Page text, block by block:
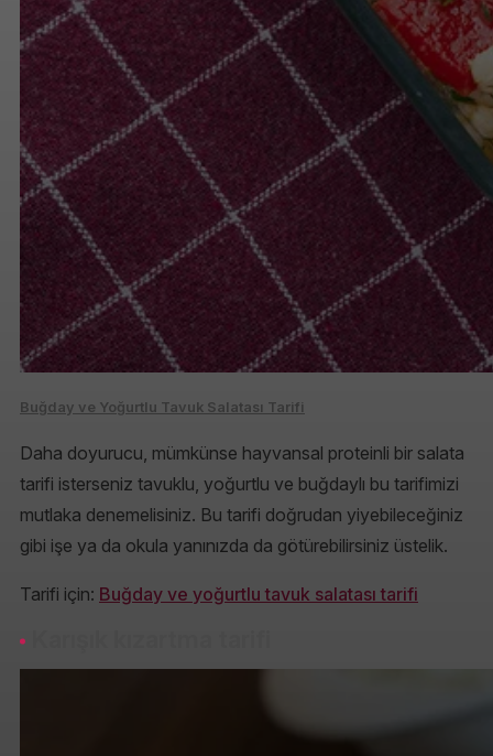
Buğday ve Yoğurtlu Tavuk Salatası Tarifi
Daha doyurucu, mümkünse hayvansal proteinli bir salata
tarifi isterseniz tavuklu, yoğurtlu ve buğdaylı bu tarifimizi
mutlaka denemelisiniz. Bu tarifi doğrudan yiyebileceğiniz
gibi işe ya da okula yanınızda da götürebilirsiniz üstelik.
Tarifi için: Buğday ve yoğurtlu tavuk salatası tarifi